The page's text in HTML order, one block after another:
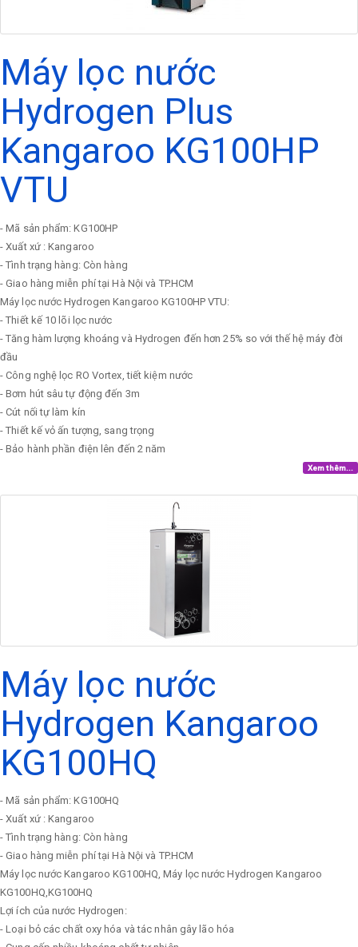
Máy lọc nước
Hydrogen Plus
Kangaroo KG100HP
VTU
- Mã sản phẩm: KG100HP
- Xuất xứ : Kangaroo
- Tình trạng hàng: Còn hàng
- Giao hàng miễn phí tại Hà Nội và TP.HCM
Máy lọc nước Hydrogen Kangaroo KG100HP VTU:
- Thiết kế 10 lõi lọc nước
- Tăng hàm lượng khoáng và Hydrogen đến hơn 25% so với thế hệ máy đời
đầu
- Công nghệ lọc RO Vortex, tiết kiệm nước
- Bơm hút sâu tự động đến 3m
- Cút nối tự làm kín
- Thiết kế vỏ ấn tượng, sang trọng
- Bảo hành phần điện lên đến 2 năm
Xem thêm...
Máy lọc nước
Hydrogen Kangaroo
KG100HQ
- Mã sản phẩm: KG100HQ
- Xuất xứ : Kangaroo
- Tình trạng hàng: Còn hàng
- Giao hàng miễn phí tại Hà Nội và TP.HCM
Máy lọc nước Kangaroo KG100HQ, Máy lọc nước Hydrogen Kangaroo
KG100HQ,KG100HQ
Lợi ích của nước Hydrogen:
- Loại bỏ các chất oxy hóa và tác nhân gây lão hóa